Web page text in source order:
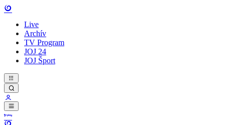
Live
Archív
TV Program
JOJ 24
JOJ Šport